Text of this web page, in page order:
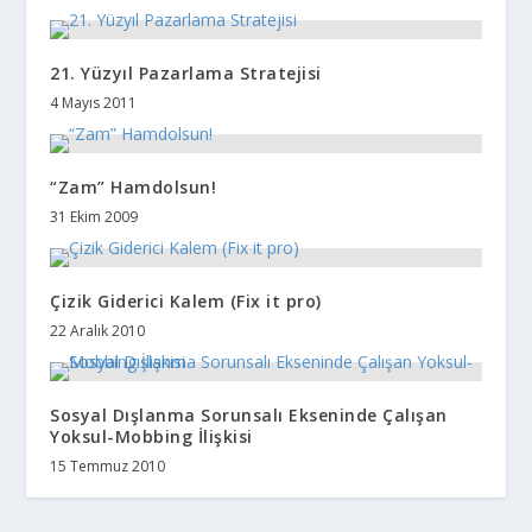
21. Yüzyıl Pazarlama Stratejisi
4 Mayıs 2011
“Zam” Hamdolsun!
31 Ekim 2009
Çizik Giderici Kalem (Fix it pro)
22 Aralık 2010
Sosyal Dışlanma Sorunsalı Ekseninde Çalışan
Yoksul-Mobbing İlişkisi
15 Temmuz 2010